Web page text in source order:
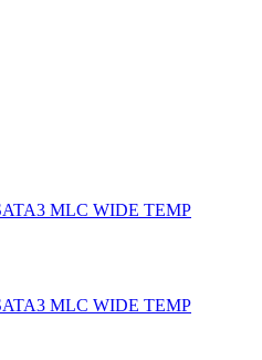
MLC WIDE TEMP
MLC WIDE TEMP